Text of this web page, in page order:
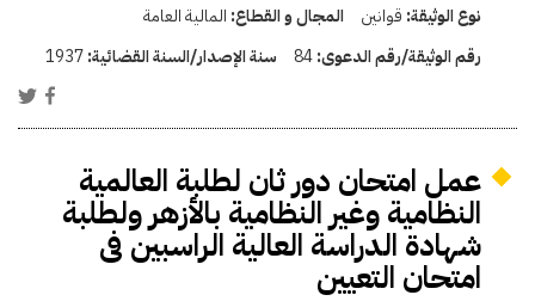
نوع الوثيقة: قوانين المجال و القطاع: المالية العامة
رقم الوثيقة/رقم الدعوى:84 سنة الإصدار/السنة القضائية:1937
عمل امتحان دور ثان لطلبة العالمية
النظامية وغير النظامية بالأزهر ولطلبة
شهادة الدراسة العالية الراسبين فى
امتحان التعيين